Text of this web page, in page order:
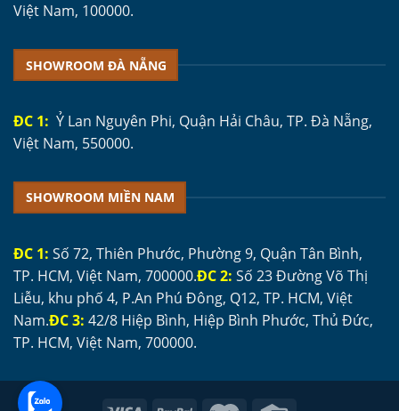
Việt Nam, 100000.
SHOWROOM ĐÀ NẴNG
ĐC 1: Ỷ Lan Nguyên Phi, Quận Hải Châu, TP. Đà Nẵng,
Việt Nam, 550000.
SHOWROOM MIỀN NAM
ĐC 1: Số 72, Thiên Phước, Phường 9, Quận Tân Bình,
TP. HCM, Việt Nam, 700000.ĐC 2: Số 23 Đường Võ Thị
Liễu, khu phố 4, P.An Phú Đông, Q12, TP. HCM, Việt
Nam.ĐC 3: 42/8 Hiệp Bình, Hiệp Bình Phước, Thủ Đức,
TP. HCM, Việt Nam, 700000.